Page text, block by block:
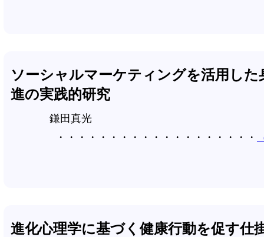
ソーシャルマーケティングを活用した
進の実践的研究
鎌田真光
進化心理学に基づく健康行動を促す仕